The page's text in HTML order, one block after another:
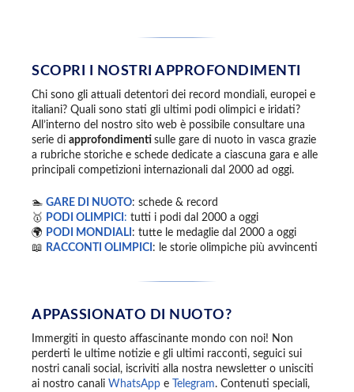
SCOPRI I NOSTRI APPROFONDIMENTI
Chi sono gli attuali detentori dei record mondiali, europei e
italiani? Quali sono stati gli ultimi podi olimpici e iridati?
All’interno del nostro sito web è possibile consultare una
serie di approfondimenti sulle gare di nuoto in vasca grazie
a rubriche storiche e schede dedicate a ciascuna gara e alle
principali competizioni internazionali dal 2000 ad oggi.
🏊 GARE DI NUOTO: schede & record
🥇 PODI OLIMPICI : tutti i podi dal 2000 a oggi
🌍 PODI MONDIALI : tutte le medaglie dal 2000 a oggi
📖 RACCONTI OLIMPICI : le storie olimpiche più avvincenti
APPASSIONATO DI NUOTO?
Immergiti in questo affascinante mondo con noi! Non
perderti le ultime notizie e gli ultimi racconti, seguici sui
nostri canali social, iscriviti alla nostra newsletter o unisciti
ai nostro canali WhatsApp e Telegram. Contenuti speciali,